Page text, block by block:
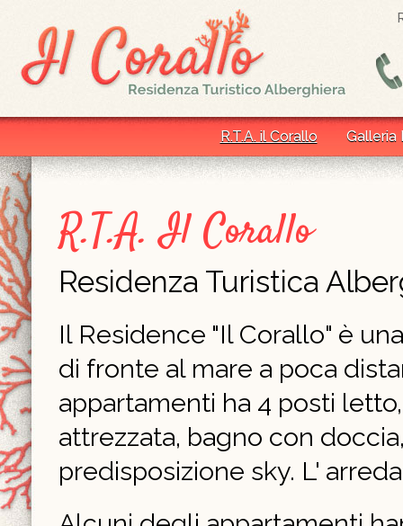
R.T.A. il Corallo Galleria
R.T.A. Il Corallo
Residenza Turistica
Il Residence "Il Corallo" è
di fronte al mare a poca
appartamenti ha 4 posti
attrezzata, bagno con
predisposizione sky. L'